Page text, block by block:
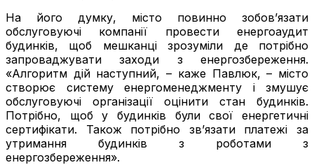
На його думку, місто повинно зобов’язати
обслуговуючі компанії провести енергоаудит
будинків, щоб мешканці зрозуміли де потрібно
запроваджувати заходи з енергозбереження.
«Алгоритм дій наступний, – каже Павлюк, – місто
створює систему енергоменеджменту і змушує
обслуговуючі організації оцінити стан будинків.
Потрібно, щоб у будинків були свої енергетичні
сертифікати. Також потрібно зв’язати платежі за
утримання будинків з роботами з
енергозбереження».